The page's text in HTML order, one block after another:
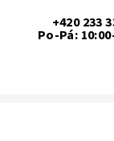
+420 233
Po-Pá: